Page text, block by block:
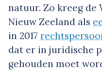
natuur. Zo kreeg de
Nieuw Zeeland als
in 2017
dat er in juridische
gehouden moet